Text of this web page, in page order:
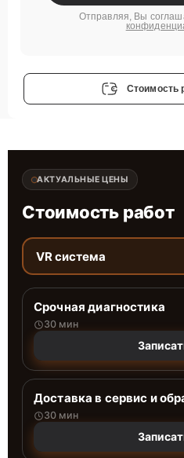
Отправляя, Вы
Стоимость
АКТУАЛЬНЫЕ ЦЕНЫ
Стоимость работ
VR система
Срочная диагностика
30 мин
Доставка в сервис и
30 мин